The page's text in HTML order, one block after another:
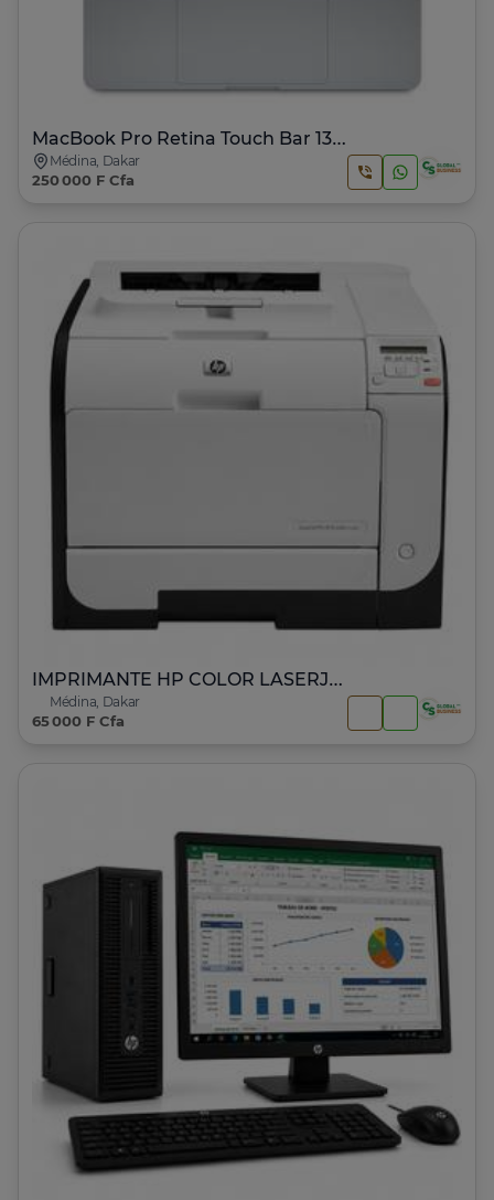
MacBook Pro Retina Touch Bar 13" 2016 | Core i5
Médina, Dakar
250 000 F Cfa
IMPRIMANTE HP COLOR LASERJET PRO 400 M451ndw
Médina, Dakar
65 000 F Cfa